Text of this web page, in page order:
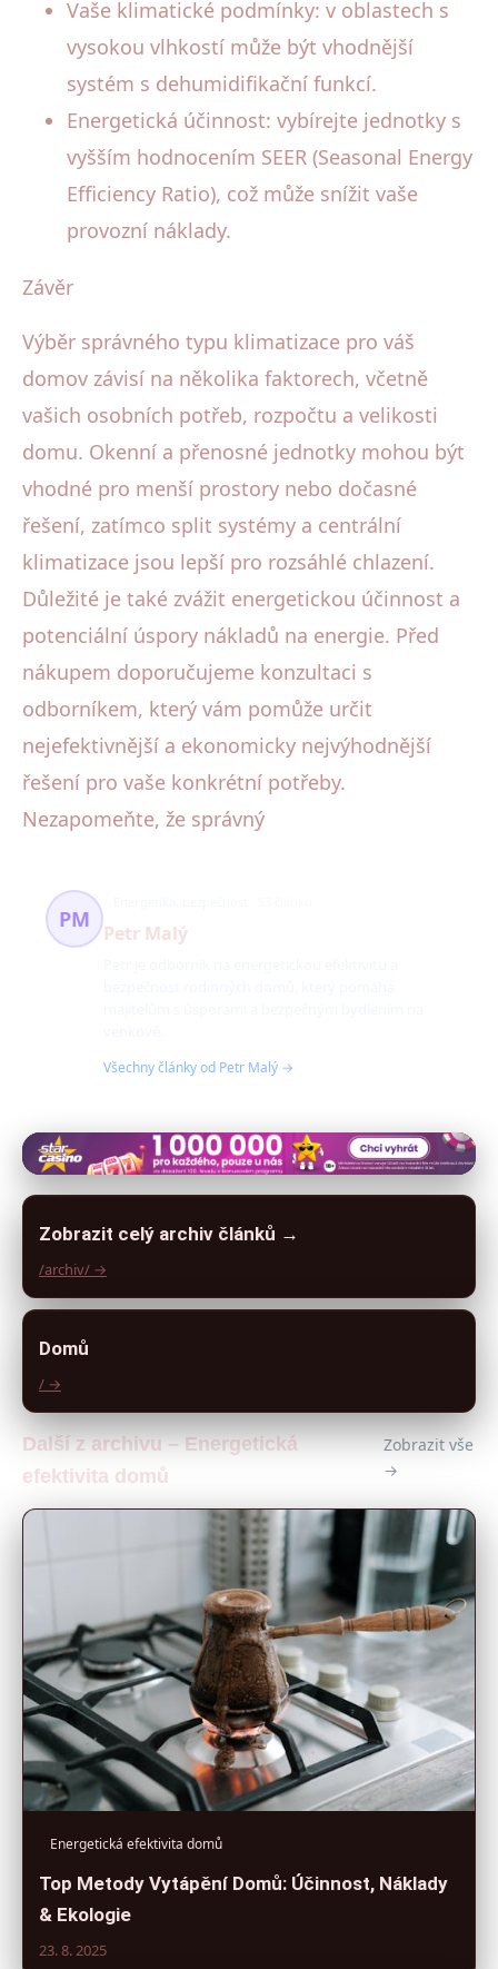
Vaše klimatické podmínky: v oblastech s
vysokou vlhkostí může být vhodnější
systém s dehumidifikační funkcí.
Energetická účinnost: vybírejte jednotky s
vyšším hodnocením SEER (Seasonal Energy
Efficiency Ratio), což může snížit vaše
provozní náklady.
Závěr
Výběr správného typu klimatizace pro váš
domov závisí na několika faktorech, včetně
vašich osobních potřeb, rozpočtu a velikosti
domu. Okenní a přenosné jednotky mohou být
vhodné pro menší prostory nebo dočasné
řešení, zatímco split systémy a centrální
klimatizace jsou lepší pro rozsáhlé chlazení.
Důležité je také zvážit energetickou účinnost a
potenciální úspory nákladů na energie. Před
nákupem doporučujeme konzultaci s
odborníkem, který vám pomůže určit
nejefektivnější a ekonomicky nejvýhodnější
řešení pro vaše konkrétní potřeby.
Nezapomeňte, že správný
PM
Petr Malý
Všechny články od Petr Malý →
Zobrazit celý archiv článků →
/archiv/ →
Domů
/ →
Další z archivu – Energetická
efektivita domů
Zobrazit vše
→
Energetická efektivita domů
Top Metody Vytápění Domů: Účinnost, Náklady
& Ekologie
23. 8. 2025